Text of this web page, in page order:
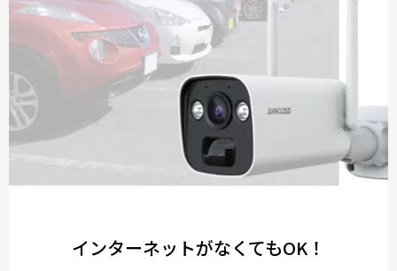
インターネットがなくてもOK！